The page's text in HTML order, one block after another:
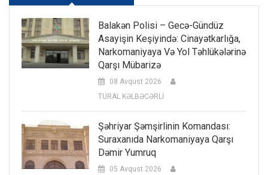
Balakən Polisi – Gecə-Gündüz
Asayişin Keşiyində: Cinayətkarlığa,
Narkomaniyaya Və Yol Təhlükələrinə
Qarşı Mübarizə
08 Avqust 2026
TURAL KƏLBƏCƏRLİ
Şəhriyar Şəmşirlinin Komandası:
Suraxanıda Narkomaniyaya Qarşı
Dəmir Yumruq
05 Avqust 2026